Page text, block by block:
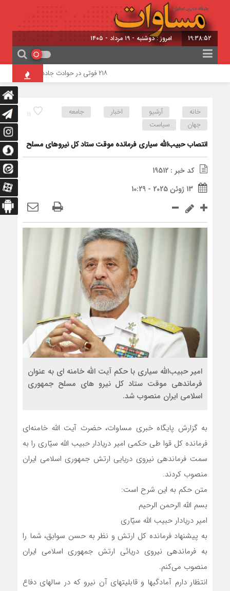
19:38:53 امروز : دوشنبه - ۱۹ مرداد - ۱۴۰۵
۲۱۸ فوتی در حوادث جاده‌ای آذربایجان شرقی در چهار ماهه امسال
11 خانه آرشیو اخبار
جامعه
جهان
سیاست
انتصاب حبیب‌الله سیاری فرمانده موقت ستاد کل نیروهای مسلح
کد خبر : 19512
13 ژوئن 2025 - 10:29
امیر حبیب‌الله سیاری با حکم آیت الله خامنه ای به عنوان
فرماندهی موقت ستاد کل نیرو های مسلح جمهوری
اسلامی ایران منصوب شد.
به گزارش پایگاه خبری مساوات، حضرت آیت الله خامنه‌ای
فرمانده کل قوا طی حکمی امیر دریادار حبیب الله سیّاری را به
سمت فرماندهی نیروی دریایی ارتش جمهوری اسلامی ایران
منصوب کردند.
متن حکم به این شرح است:
بسم الله الرحمن الرحیم
امیر دریادار حبیب الله سیّاری
به پیشنهاد فرمانده کل ارتش و نظر به حسن سوابق، شما را
به فرماندهی نیروی دریائی ارتش جمهوری اسلامی ایران
منصوب می‌کنم.
انتظار دارم آمادگیها و قابلیتهای آن نیرو که در سالهای دفاع